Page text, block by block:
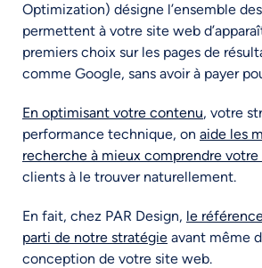
Optimization) désigne l’ensemble
permettent à votre site web
premiers choix sur les pages de
comme Google, sans avoir à payer
En optimisant votre contenu, votre
performance technique, on aide les
recherche à mieux comprendre votre
clients à le trouver naturellement.
En fait, chez PAR Design, le
parti de notre stratégie avant même
conception de votre site web.